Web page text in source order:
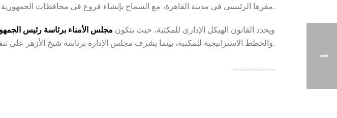
مقرها الرئيسى فى مدينة القاهرة، مع السماح بإنشاء فروع فى محافظات الجمهورية.
ويحدد القانون الهيكل الإدارى للمكتبة، حيث يتكون مجلس الأمناء برئاسة رئيس
والخطط الاستراتيجية للمكتبة، بينما يشرف مجلس الإدارة برئاسة شيخ الأزهر على تنفيذ هذه السياسات وإدارة شؤون المكتبة بما يحقق أهدافها.